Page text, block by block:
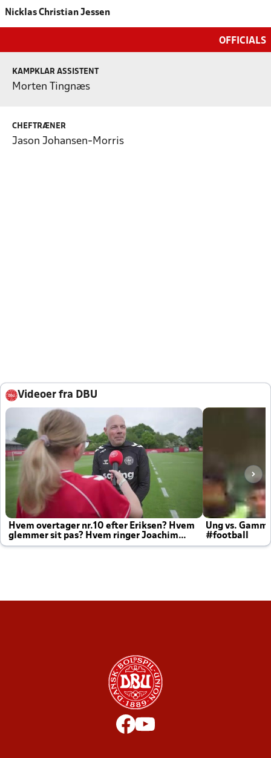
Nicklas Christian Jessen
OFFICIALS
KAMPKLAR ASSISTENT
Morten Tingnæs
CHEFTRÆNER
Jason Johansen-Morris
Videoer fra DBU
Hvem overtager nr.10 efter Eriksen? Hvem
glemmer sit pas? Hvem ringer Joachim
altid til efter kampe?
Ung vs.
#football